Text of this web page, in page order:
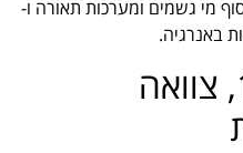
מי גשמים ומערכות תאורה ו-
מסקנה: טרמינל 1, צוואה